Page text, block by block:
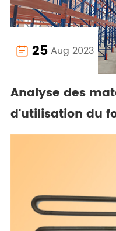
 25 Aug 2023
Analyse des
d'utilisation du